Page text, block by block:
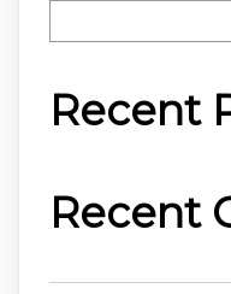
Recent
Recent